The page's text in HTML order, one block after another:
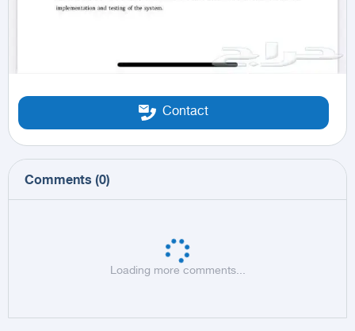
Contact
Comments (0)
Loading more comments...